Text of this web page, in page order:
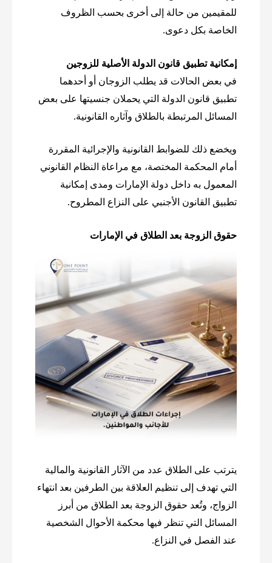
للمقيمين من حالة إلى أخرى بحسب الظروف
الخاصة بكل دعوى.
إمكانية تطبيق قانون الدولة الأصلية للزوجين
في بعض الحالات قد يطلب الزوجان أو أحدهما
تطبيق قانون الدولة التي يحملان جنسيتها على بعض
المسائل المرتبطة بالطلاق وآثاره القانونية.
ويخضع ذلك للضوابط القانونية والإجرائية المقررة
أمام المحكمة المختصة، مع مراعاة النظام القانوني
المعمول به داخل دولة الإمارات ومدى إمكانية
تطبيق القانون الأجنبي على النزاع المطروح.
حقوق الزوجة بعد الطلاق في الإمارات
يترتب على الطلاق عدد من الآثار القانونية والمالية
التي تهدف إلى تنظيم العلاقة بين الطرفين بعد انتهاء
الزواج، وتُعد حقوق الزوجة بعد الطلاق من أبرز
المسائل التي تنظر فيها محكمة الأحوال الشخصية
عند الفصل في النزاع.